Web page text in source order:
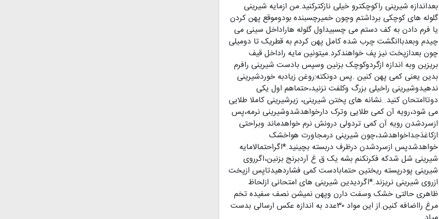
بعداندازه شیرینی راکوچکترو خیلی نازکترکنید.من ازمایه شیرینی
گلوله های کوچکی برداشتم وچون خمیرچسبنده بودوموقع پهن کردن
یا فرم دادن به کف دستم می چسبیداول گلوله هاراداخل سینی می
چیدم وبعدباانگشت چرب شده کامل پهن کردم به قطریک تا دومیلی
چون بعدازپخت نیز پف خواهندکرد.میتونین مایه راداخل قیف
بریزین وبه اندازه ازگردوکوچک بزنین وسپس بادست شیرینی رافرم
بدین یعنی کمی پهن کنین .پس دونکته:روغن زیادبه خوردشیرینی
ندهیدوشیرینی راخیلی بزرگ وکلفت نزنید،حتماهم اول یکی
دوتاامتحان کنید..نشانه های پختن شیرینی، زیرشیرینی کاملا طلایی
می شود،رویه آن کمی طلایی وترک دارخواهدشدوشیرینی نرمه،پس
ازسردشدن رویه آن کمی تردولی درونش نرم خواهدماند وبراحتی
ازکاغذجداخواهدشد،چون شیرینی درمجاورت هواخشک
خواهدشدپس ازسردشدن درظرف دربسته بچینید.*اگراحتمالامایه
شیرینی شل شدکه فکرنکنم بشه یک ق غ آردبرنج بزنین،اگرروی
شیرینی پودرپسته ریختین حتمابادست کمی فشاردهیدتاپس ازپخت
ازروی شیرینی نریزند.*اگردیدین شیرینی های امتحانی ازلحاظ
ظاهری حالتی خشک وسفت دارن وپهن نمیشن نصف سفیده تخم
مرغ رااضافه کنین.از این مواد ۳۰عدد به اندازه عکس ارسالی بدست